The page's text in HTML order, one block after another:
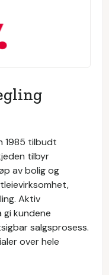
1985 tilbudt
tilbyr
av bolig og
Aktiv
gi kundene
salgsprosess.
over hele